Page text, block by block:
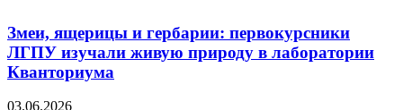
Змеи, ящерицы и гербарии: первокурсники
ЛГПУ изучали живую природу в лаборатории
Кванториума
03.06.2026